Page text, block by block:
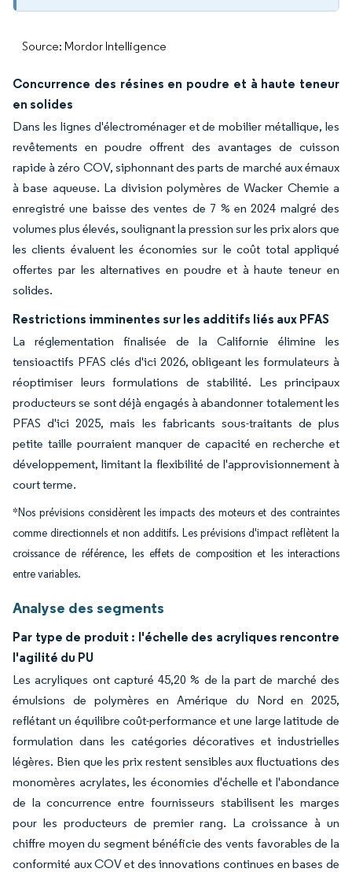
Source: Mordor Intelligence
Concurrence des résines en poudre et à haute teneur
en solides
Dans les lignes d'électroménager et de mobilier métallique, les
revêtements en poudre offrent des avantages de cuisson
rapide à zéro COV, siphonnant des parts de marché aux émaux
à base aqueuse. La division polymères de Wacker Chemie a
enregistré une baisse des ventes de 7 % en 2024 malgré des
volumes plus élevés, soulignant la pression sur les prix alors que
les clients évaluent les économies sur le coût total appliqué
offertes par les alternatives en poudre et à haute teneur en
solides.
Restrictions imminentes sur les additifs liés aux PFAS
La réglementation finalisée de la Californie élimine les
tensioactifs PFAS clés d'ici 2026, obligeant les formulateurs à
réoptimiser leurs formulations de stabilité. Les principaux
producteurs se sont déjà engagés à abandonner totalement les
PFAS d'ici 2025, mais les fabricants sous-traitants de plus
petite taille pourraient manquer de capacité en recherche et
développement, limitant la flexibilité de l'approvisionnement à
court terme.
*Nos prévisions considèrent les impacts des moteurs et des contraintes
comme directionnels et non additifs. Les prévisions d'impact reflètent la
croissance de référence, les effets de composition et les interactions
entre variables.
Analyse des segments
Par type de produit : l'échelle des acryliques rencontre
l'agilité du PU
Les acryliques ont capturé 45,20 % de la part de marché des
émulsions de polymères en Amérique du Nord en 2025,
reflétant un équilibre coût-performance et une large latitude de
formulation dans les catégories décoratives et industrielles
légères. Bien que les prix restent sensibles aux fluctuations des
monomères acrylates, les économies d'échelle et l'abondance
de la concurrence entre fournisseurs stabilisent les marges
pour les producteurs de premier rang. La croissance à un
chiffre moyen du segment bénéficie des vents favorables de la
conformité aux COV et des innovations continues en bases de